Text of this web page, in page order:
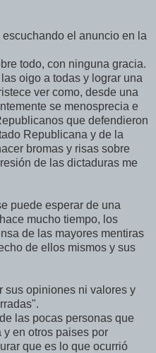
el anuncio en la
todo, con ninguna gracia.
oigo a todas y lograr una
ver como, desde una
se menosprecia e
que defendieron
Republicana y de la
bromas y risas sobre
de las dictaduras me
puede esperar de una
mucho tiempo, los
de las mayores mentiras
de ellos mismos y sus
sus opiniones ni valores y
las pocas personas que
en otros paises por
que es lo que ocurrió